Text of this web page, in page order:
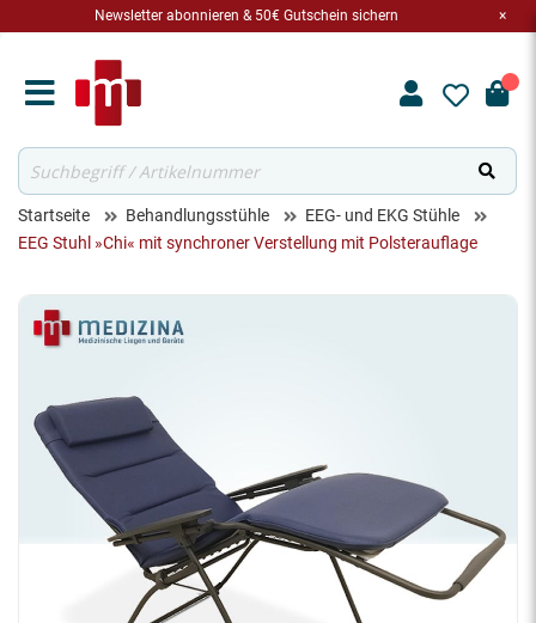
×
Newsletter abonnieren & 50€ Gutschein sichern
Suche
Startseite Behandlungsstühle
EEG- und EKG Stühle
EEG Stuhl »Chi« mit synchroner Verstellung mit Polsterauflage